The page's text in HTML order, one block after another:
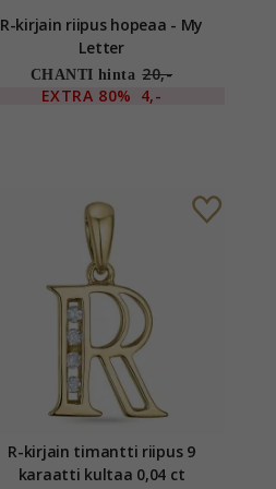
R-kirjain riipus hopeaa - My
Letter
CHANTI hinta 20,-
EXTRA 80% 4,-
R-kirjain timantti riipus 9
karaatti kultaa 0,04 ct